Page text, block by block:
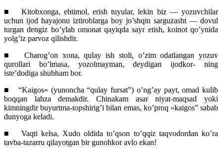
■ Kitobxonga, ehtimol, erish tuyular, lekin biz — yozuvchilar
uchun ijod hayajonu iztiroblarga boy jo’shqin sarguzasht — dovul
turgan dengiz bo’ylab omonat qayiqda sayr etish, koinot qo’ynida
yolg’iz parvoz qilishdir.
■ Charog’on xona, qulay ish stoli, o’zim odatlangan yozuv
qurollari bo’lmasa, yozolmayman, deydigan ijodkor- ning
iste’dodiga shubham bor.
■ “Kaigos» (yunoncha “qulay fursat”) o’ng’ay payt, omad kulib
boqqan lahza demakdir. Chinakam asar niyat-maqsad yoki
kimningdir buyurtma-topshirig’i bilan emas, ko’proq «kaigos” sabab
dunyoga keladi.
■ Vaqti kelsa, Xudo oldida to’qson to’qqiz taqvodordan ko’ra
tavba-tazarru qilayotgan bir gunohkor avlo ekan!